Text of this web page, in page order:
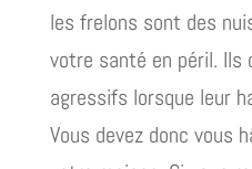
les frelons sont des
votre santé en péril. Ils
agressifs lorsque leur
Vous devez donc vous